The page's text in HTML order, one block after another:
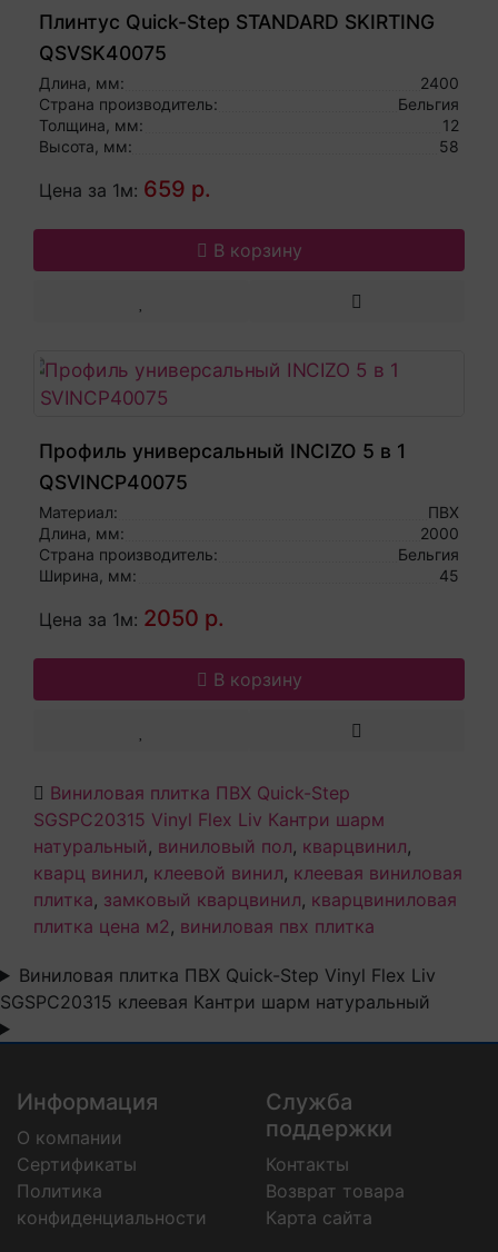
Плинтус Quick-Step STANDARD SKIRTING
QSVSK40075
Длина, мм:
2400
Страна производитель:
Бельгия
Толщина, мм:
12
Высота, мм:
58
Цена за 1м: 659 р.
В корзину
Профиль универсальный INCIZO 5 в 1
QSVINCP40075
Материал:
ПВХ
Длина, мм:
2000
Страна производитель:
Бельгия
Ширина, мм:
45
Цена за 1м: 2050 р.
В корзину
Виниловая плитка ПВХ Quick-Step
SGSPC20315 Vinyl Flex Liv Кантри шарм
натуральный , виниловый пол, кварцвинил,
кварц винил, клеевой винил, клеевая виниловая
плитка, замковый кварцвинил, кварцвиниловая
плитка цена м2 , виниловая пвх плитка
Виниловая плитка ПВХ Quick-Step Vinyl Flex Liv
SGSPC20315 клеевая Кантри шарм натуральный
Информация
О компании
Сертификаты
Политика
конфиденциальности
Служба
поддержки
Контакты
Возврат товара
Карта сайта